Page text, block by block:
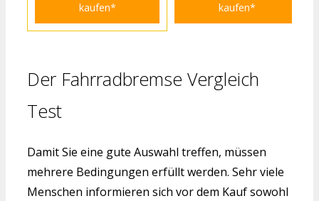
kaufen*
kaufen*
Der Fahrradbremse Vergleich
Test
Damit Sie eine gute Auswahl treffen, müssen
mehrere Bedingungen erfüllt werden. Sehr viele
Menschen informieren sich vor dem Kauf sowohl